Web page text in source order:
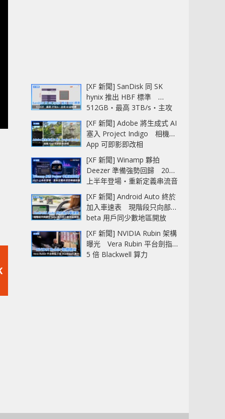
[XF 新聞] SanDisk 同 SK
hynix 推出 HBF 標準
512GB‧最高 3TB/s‧主攻
AI 記憶體
[XF 新聞] Adobe 將生成式 AI
塞入 Project Indigo 相機
App 可即影即改相
[XF 新聞] Winamp 夥拍
Deezer 準備強勢回歸 2027
上半年登場‧重新定義串流音
樂播放器
[XF 新聞] Android Auto 終於
加入車速表 現階段只向部分
beta 用戶同少數地區開放
[XF 新聞] NVIDIA Rubin 架構
曝光 Vera Rubin 平台劍指
5 倍 Blackwell 算力